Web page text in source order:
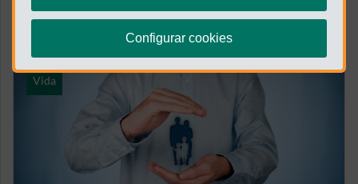
Ver más artículos
Vida
Configurar cookies